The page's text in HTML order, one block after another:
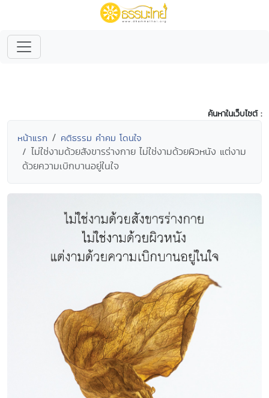
ค้นหาในเว็บไซต์ :
หน้าแรก คติธรรม คำคม โดนใจ
ไม่ใช่งามด้วยสังขารร่างกาย ไม่ใช่งามด้วยผิวหนัง แต่งาม
ด้วยความเบิกบานอยู่ในใจ